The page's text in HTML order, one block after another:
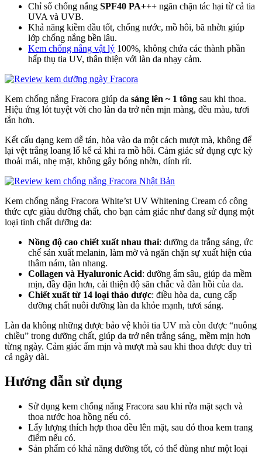
Chỉ số chống nắng SPF40 PA+++ ngăn chặn tác hại từ cả tia
UVA và UVB.
Khả năng kiềm dầu tốt, chống nước, mồ hôi, bã nhờn giúp
lớp chống nắng bền lâu.
Kem chống nắng vật lý 100%, không chứa các thành phần
hấp thụ tia UV, thân thiện với làn da nhạy cảm.
Kem chống nắng Fracora giúp da sáng lên ~ 1 tông sau khi thoa.
Hiệu ứng lót tuyệt vời cho làn da trở nên mịn màng, đều màu, tươi
tắn hơn.
Kết cấu dạng kem dễ tán, hòa vào da một cách mượt mà, không để
lại vệt trắng loang lổ kể cả khi ra mồ hôi. Cảm giác sử dụng cực kỳ
thoải mái, nhẹ mặt, không gây bóng nhờn, dính rít.
Kem chống nắng Fracora White’st UV Whitening Cream có công
thức cực giàu dưỡng chất, cho bạn cảm giác như đang sử dụng một
loại tinh chất dưỡng da:
Nồng độ cao chiết xuất nhau thai: dưỡng da trắng sáng, ức
chế sản xuất melanin, làm mờ và ngăn chặn sự xuất hiện của
thâm nám, tàn nhang.
Collagen và Hyaluronic Acid: dưỡng ẩm sâu, giúp da mềm
mịn, đầy đặn hơn, cải thiện độ săn chắc và đàn hồi của da.
Chiết xuất từ 14 loại thảo dược: điều hòa da, cung cấp
dưỡng chất nuôi dưỡng làn da khỏe mạnh, tươi sáng.
Làn da không những được bảo vệ khỏi tia UV mà còn được “nuông
chiều” trong dưỡng chất, giúp da trở nên trắng sáng, mềm mịn hơn
từng ngày. Cảm giác ẩm mịn và mượt mà sau khi thoa được duy trì
cả ngày dài.
Hướng dẫn sử dụng
Sử dụng kem chống nắng Fracora sau khi rửa mặt sạch và
thoa nước hoa hồng nếu có.
Lấy lượng thích hợp thoa đều lên mặt, sau đó thoa kem trang
điểm nếu có.
Sản phẩm có khả năng dưỡng tốt, có thể dùng như một loại